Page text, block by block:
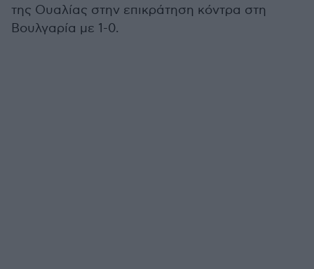
της Ουαλίας στην επικράτηση κόντρα στη
Βουλγαρία με 1-0.